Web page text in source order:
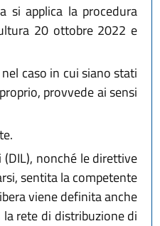
si applica la procedura
20 ottobre 2022 e
caso in cui siano stati
provvede ai sensi
nonché le direttive
sentita la competente
viene definita anche
rete di distribuzione di